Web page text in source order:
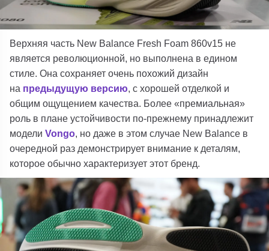
Верхняя часть New Balance Fresh Foam 860v15 не
является революционной, но выполнена в едином
стиле. Она сохраняет очень похожий дизайн
на предыдущую версию, с хорошей отделкой и
общим ощущением качества. Более «премиальная»
роль в плане устойчивости по-прежнему принадлежит
моделиVongo, но даже в этом случае New Balance в
очередной раз демонстрирует внимание к деталям,
которое обычно характеризует этот бренд.